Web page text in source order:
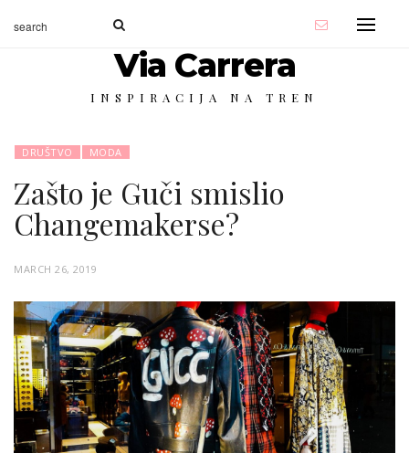
Via Carrera
INSPIRACIJA NA TREN
DRUŠTVO MODA
Zašto je Guči smislio
Changemakerse?
P
S
T
E
D
O
N
MARCH 26, 2019